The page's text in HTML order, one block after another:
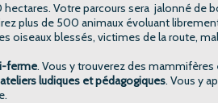
Votre parcours sera jalonné
plus de 500 animaux évoluant
oiseaux blessés, victimes de la route,
ferme. Vous y trouverez des
ateliers ludiques et pédagogiques. Vous y